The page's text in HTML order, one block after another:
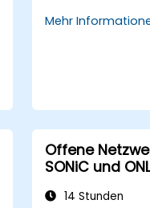
reine Funktionen
müssen.
Mehr
Offene
SONiC und ONL
14 Stunden